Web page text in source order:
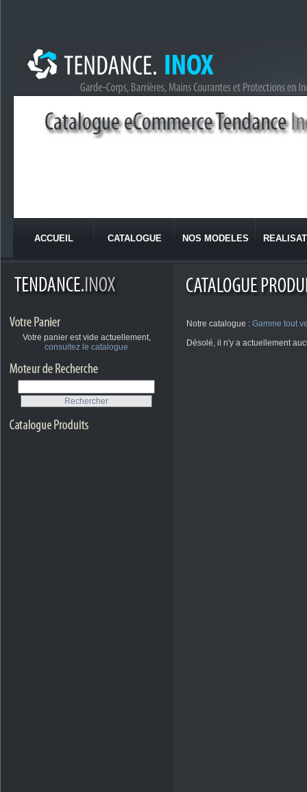
ACCUEIL CATALOGUE NOS MODELES
Votre panier est vide actuellement,
consultez le catalogue
Notre catalogue : Gamme tout
Désolé, il n'y a actuellement